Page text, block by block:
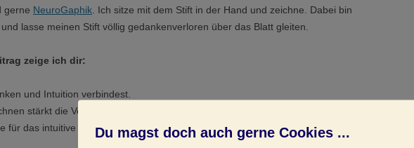
gerne NeuroGaphik . Ich sitze mit dem Stift in der Hand und zeichne. Dabei bin
lasse meinen Stift völlig gedankenverloren über das Blatt gleiten.
zeige ich dir:
und Intuition verbindest.
stärkt die Verbindung zu dir selbst.
für das intuitive ZeichnenDu magst doch auch gerne Cookies ...